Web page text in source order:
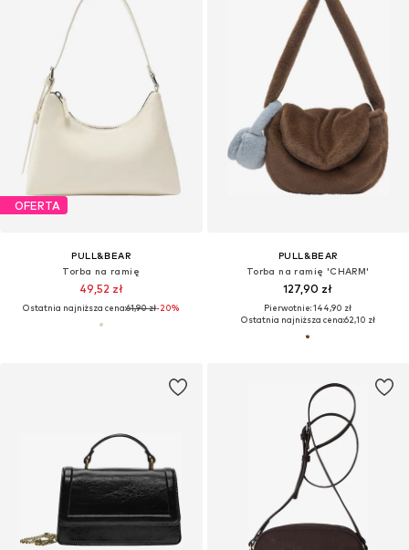
OFERTA
PULL&BEAR
Torba na ramię
49,52 zł
Ostatnia najniższa cena:61,90 zł-20%
PULL&BEAR
Torba na ramię 'CHARM'
127,90 zł
Pierwotnie: 144,90 zł
Ostatnia najniższa cena:62,10 zł